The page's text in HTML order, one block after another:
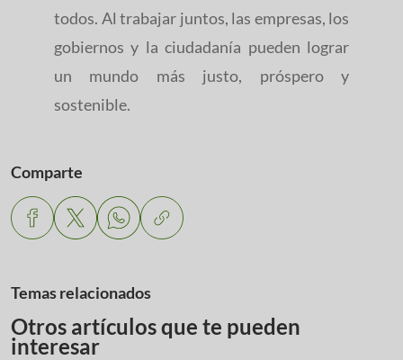
todos. Al trabajar juntos, las empresas, los
gobiernos y la ciudadanía pueden lograr
un mundo más justo, próspero y
sostenible.
Comparte
Temas relacionados
Otros artículos que te pueden
interesar